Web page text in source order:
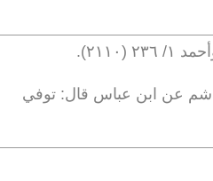
.
عن ابن عباس قال: توفي